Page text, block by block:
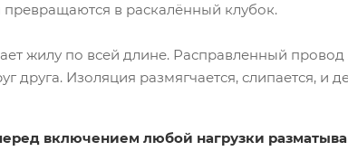
превращаются в раскалённый клубок.
жилу по всей длине. Расправленный
друга. Изоляция размягчается, слипается,
включением любой нагрузки